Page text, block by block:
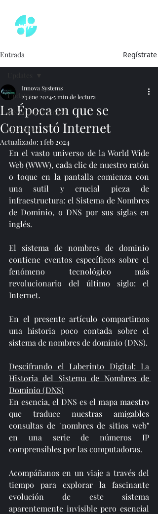
Entrada Regístrate
Updates
InSysClubOriented
Enterprise
La Época en que se
Conquistó Internet
Innova Systems
23 ene 20245 min de lectura
Actualizado: 1 feb 2024
En el vasto universo de la World Wide
Web (WWW), cada clic de nuestro ratón
o toque en la pantalla comienza con
una sutil y crucial pieza de
infraestructura: el Sistema de Nombres
de Dominio, o DNS por sus siglas en
inglés.
El sistema de nombres de dominio
contiene eventos específicos sobre el
fenómeno tecnológico más
revolucionario del último siglo: el
Internet.
En el presente artículo compartimos
una historia poco contada sobre el
sistema de nombres de dominio (DNS).
Descifrando el Laberinto Digital: La
Historia del Sistema de Nombres de
Dominio (DNS)
En esencia, el DNS es el mapa maestro
que traduce nuestras amigables
consultas de "nombres de sitios web"
en una serie de números IP
comprensibles por las computadoras.
Acompáñanos en un viaje a través del
tiempo para explorar la fascinante
evolución de este sistema
aparentemente invisible pero esencial